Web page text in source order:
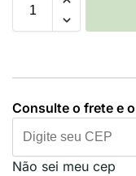
Consulte o frete e
Não sei meu cep